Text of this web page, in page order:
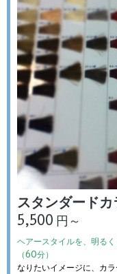
スタンダードカ
5,500 円～
ヘアースタイルを、明る
（60分）
なりたいイメージに、カラ